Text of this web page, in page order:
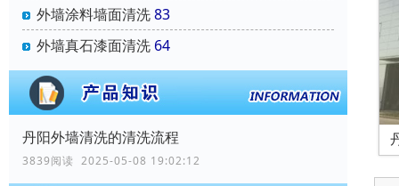
外墙涂料墙面清洗83
外墙真石漆面清洗 64
丹阳外墙清洗的清洗流程
3839阅读 2025-05-08 19:02:12